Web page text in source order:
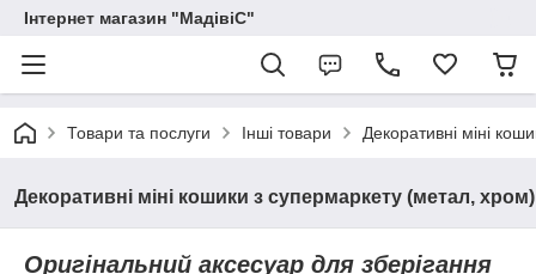
Інтернет магазин "МадівіС"
Товари та послуги Інші товари Декоративні міні
Декоративні міні кошики з супермаркету (метал, хром)
Оригінальний аксесуар для зберігання